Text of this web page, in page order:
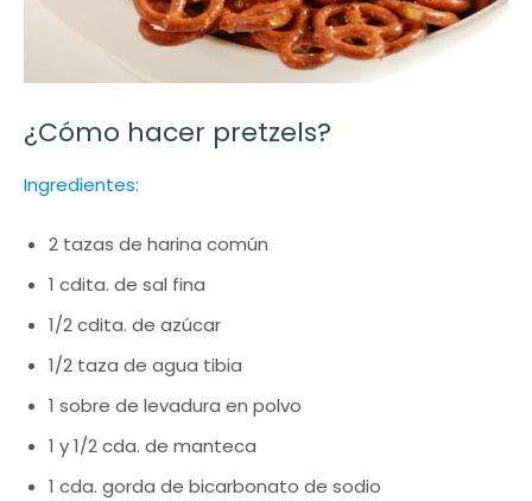
¿Cómo hacer pretzels?
Ingredientes:
2 tazas de harina común
1 cdita. de sal fina
1/2 cdita. de azúcar
1/2 taza de agua tibia
1 sobre de levadura en polvo
1 y 1/2 cda. de manteca
1 cda. gorda de bicarbonato de sodio